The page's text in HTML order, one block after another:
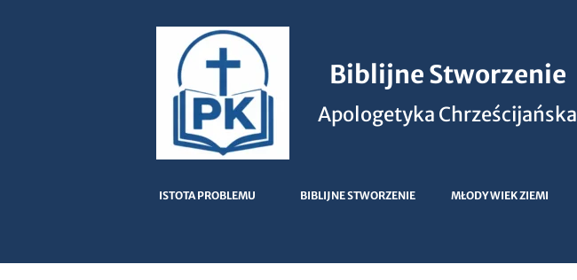
Biblijne Stworzenie
Apologetyka Chrześcijańska
ISTOTA PROBLEMU BIBLIJNE STWORZENIE MŁODY WIEK ZIEMI